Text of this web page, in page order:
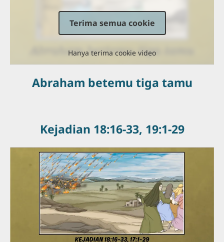
Terima semua cookie
Hanya terima cookie video
Abraham betemu tiga tamu
Kejadian 18:16-33, 19:1-29